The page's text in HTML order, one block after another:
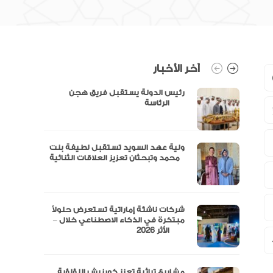
آخر الأخبار
رئيس الدولة يستقبل فريق هجن
ولية عهد السويد تستقبل لطيفة بنت
شركات ناشئة إماراتية تستعرض حلولاً
مبتكرة في الذكاء الاصطناعي خلال –